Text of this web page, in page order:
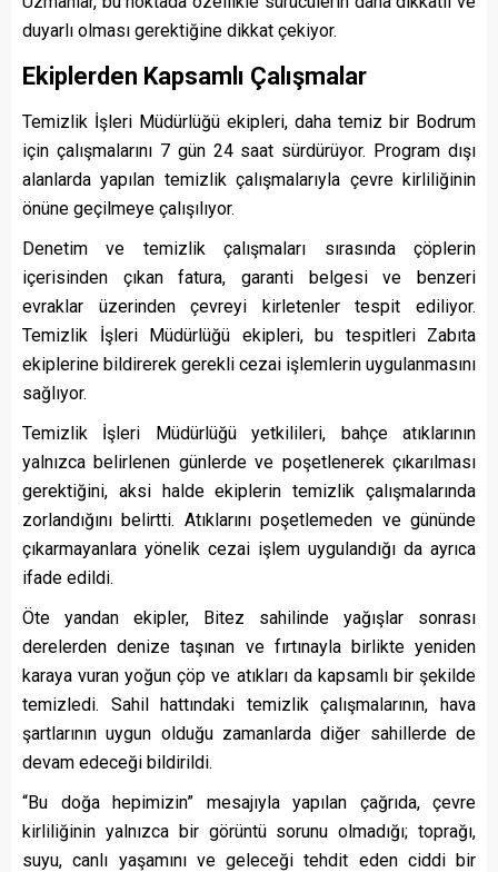
duyarlı olması gerektiğine dikkat çekiyor.
Ekiplerden Kapsamlı Çalışmalar
Temizlik İşleri Müdürlüğü ekipleri, daha temiz bir Bodrum
için çalışmalarını 7 gün 24 saat sürdürüyor. Program dışı
alanlarda yapılan temizlik çalışmalarıyla çevre kirliliğinin
önüne geçilmeye çalışılıyor.
Denetim ve temizlik çalışmaları sırasında çöplerin
içerisinden çıkan fatura, garanti belgesi ve benzeri
evraklar üzerinden çevreyi kirletenler tespit ediliyor.
Temizlik İşleri Müdürlüğü ekipleri, bu tespitleri Zabıta
ekiplerine bildirerek gerekli cezai işlemlerin uygulanmasını
sağlıyor.
Temizlik İşleri Müdürlüğü yetkilileri, bahçe atıklarının
yalnızca belirlenen günlerde ve poşetlenerek çıkarılması
gerektiğini, aksi halde ekiplerin temizlik çalışmalarında
zorlandığını belirtti. Atıklarını poşetlemeden ve gününde
çıkarmayanlara yönelik cezai işlem uygulandığı da ayrıca
ifade edildi.
Öte yandan ekipler, Bitez sahilinde yağışlar sonrası
derelerden denize taşınan ve fırtınayla birlikte yeniden
karaya vuran yoğun çöp ve atıkları da kapsamlı bir şekilde
temizledi. Sahil hattındaki temizlik çalışmalarının, hava
şartlarının uygun olduğu zamanlarda diğer sahillerde de
devam edeceği bildirildi.
“Bu doğa hepimizin” mesajıyla yapılan çağrıda, çevre
kirliliğinin yalnızca bir görüntü sorunu olmadığı; toprağı,
suyu, canlı yaşamını ve geleceği tehdit eden ciddi bir